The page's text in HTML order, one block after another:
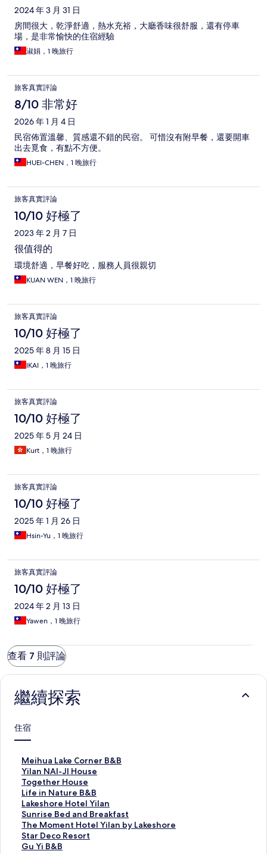
2024 年 3 月 31 日
房間很大，乾淨舒適，熱水充裕，大廳香味很舒服，還有停車
場，是非常愉快的住宿經驗
淑娟，1 晚旅行
旅客真實評論
8/10 非常好
2026 年 1 月 4 日
民宿佈置溫馨、質感還不錯的民宿。 可惜沒有附早餐，還要開車
出去覓食，有點不方便。
HUEI-CHEN，1 晚旅行
旅客真實評論
10/10 好極了
2023 年 2 月 7 日
很值得的
環境舒適，早餐好吃，服務人員很親切
KUAN WEN，1 晚旅行
旅客真實評論
10/10 好極了
2025 年 8 月 15 日
IKAI，1 晚旅行
旅客真實評論
10/10 好極了
2025 年 5 月 24 日
Kurt，1 晚旅行
旅客真實評論
10/10 好極了
2025 年 1 月 26 日
Hsin-Yu，1 晚旅行
旅客真實評論
10/10 好極了
2024 年 2 月 13 日
Yawen，1 晚旅行
查看 7 則評論
繼續探索
住宿
Meihua Lake Corner B&B
M
e
i
h
u
a
L
a
k
Yilan NAI-JI House
Y
i
l
a
n
N
A
I
Together House
T
o
g
e
t
h
e
Life in Nature B&B
L
i
f
e
i
n
Lakeshore Hotel Yilan
L
a
k
e
s
Sunrise Bed and Breakfast
S
u
n
r
The Moment Hotel Yilan by Lakeshore
T
h
e
Star Deco Resort
S
tGu Yi B&B
G